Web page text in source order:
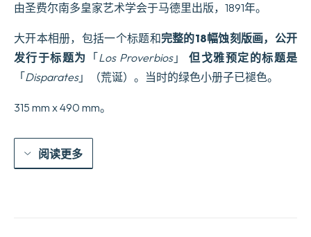
laminas
y
grabadas
al
agua
fuerte.
量
由圣费尔南多皇家艺术学会于马德里出版，1891年。
大开本相册，包括一个标题和完整的18幅蚀刻版画，公开
发行于标题为
「Los Proverbios」但戈雅预定的标题是
「Disparates」（荒诞）。当时的绿色小册子已褪色。
315 mm x 490 mm。
阅读更多